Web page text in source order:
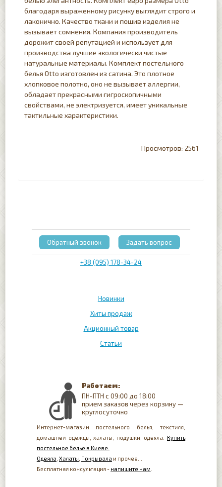
благодаря выраженному рисунку выглядит строго и
лаконично. Качество ткани и пошив изделия не
вызывает сомнения. Компания производитель
дорожит своей репутацией и использует для
производства лучшие экологически чистые
натуральные материалы. Комплект постельного
белья Otto изготовлен из сатина. Это плотное
хлопковое полотно, оно не вызывает аллергии,
обладает прекрасными гигроскопичными
свойствами, не электризуется, имеет уникальные
тактильные характеристики.
2561
Новинки
Хиты продаж
Акционный товар
Статьи
+38 (095) 178-34-24
Обратный звонок Задать вопрос
Работаем:
ПН-ПТН с 09:00 до 18:00
прием заказов через корзину —
круглосуточно
Интернет-магазин постельного белья, текстиля,
домашней одежды, халаты, подушки, одеяла. Купить
постельное белье в Киеве.
Одеяла Халаты Покрывала и прочее...
Бесплатная консультация - напишите нам